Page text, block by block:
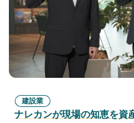
建設業
ナレカンが現場の知恵を資